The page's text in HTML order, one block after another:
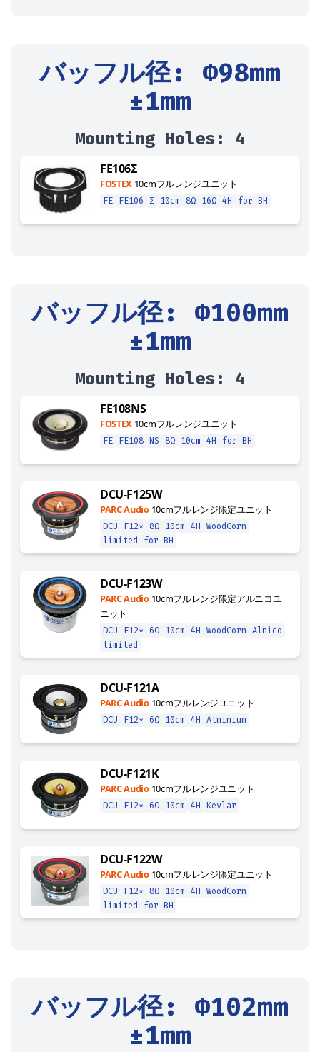
バッフル径: Φ98mm
±1mm
Mounting Holes: 4
FE106Σ
FOSTEX 10cmフルレンジユニット
FE FE106 Σ 10cm 8Ω 16Ω 4H for BH
バッフル径: Φ100mm
±1mm
Mounting Holes: 4
FE108NS
FOSTEX 10cmフルレンジユニット
FE FE108 NS 8Ω 10cm 4H for BH
DCU-F125W
PARC Audio 10cmフルレンジ限定ユニット
DCU F12* 8Ω 10cm 4H
WoodCorn
limited
for BH
DCU-F123W
PARC Audio 10cmフルレンジ限定アルニコユ
ニット
DCU F12* 6Ω 10cm 4H WoodCorn
Alnico
limited
DCU-F121A
PARC Audio 10cmフルレンジユニット
DCU F12* 6Ω 10cm 4H Alminium
DCU-F121K
PARC Audio 10cmフルレンジユニット
DCU F12* 6Ω 10cm 4H Kevlar
DCU-F122W
PARC Audio 10cmフルレンジ限定ユニット
DCU F12* 8Ω 10cm 4H
WoodCorn
limited
for BH
バッフル径: Φ102mm
±1mm